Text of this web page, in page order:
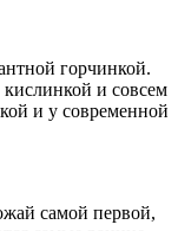
горчинкой.
и совсем
и у современной
самой первой,